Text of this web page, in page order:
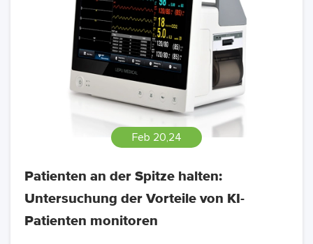
Feb 20,24
Patienten an der Spitze halten:
Untersuchung der Vorteile von KI-
Patienten monitoren